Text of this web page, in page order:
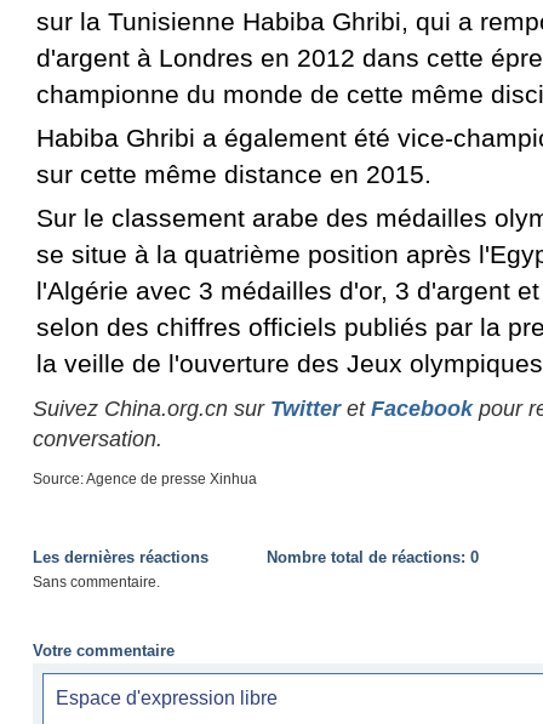
sur la Tunisienne Habiba Ghribi, qui a
d'argent à Londres en 2012 dans cette
championne du monde de cette même
Habiba Ghribi a également été vice-
sur cette même distance en 2015.
Sur le classement arabe des médailles
se situe à la quatrième position après
l'Algérie avec 3 médailles d'or, 3 d'argent
selon des chiffres officiels publiés par la
la veille de l'ouverture des Jeux
Suivez China.org.cn sur Twitteret Facebookpour
conversation.
Source: Agence de presse Xinhua
Les dernières réactions Nombre total de réactions: 0
Sans commentaire.
Votre commentaire